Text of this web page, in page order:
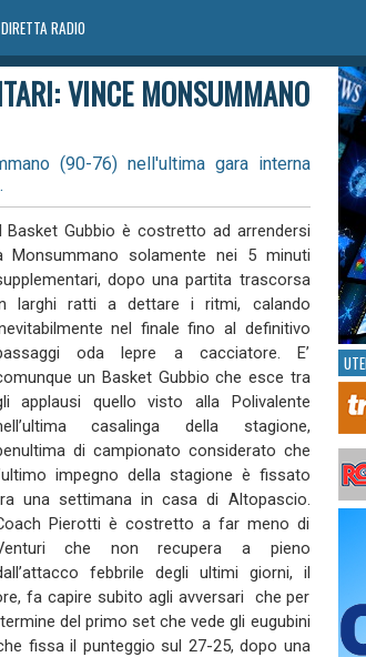
DIRETTA RADIO
VINCE MONSUMMANO
(90-76) nell'ultima gara interna
Basket Gubbio è costretto ad arrendersi
Monsummano solamente nei 5 minuti
dopo una partita trascorsa
larghi ratti a dettare i ritmi, calando
nel finale fino al definitivo
oda lepre a cacciatore. E’
un Basket Gubbio che esce tra
applausi quello visto alla Polivalente
casalinga della stagione,
di campionato considerato che
impegno della stagione è fissato
una settimana in casa di Altopascio.
Pierotti è costretto a far meno di
che non recupera a pieno
febbrile degli ultimi giorni, il
fa capire subito agli avversari che per
del primo set che vede gli eugubini
fissa il punteggio sul 27-25, dopo una